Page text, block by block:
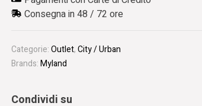
Consegna in 48 / 72 ore
Categorie:Outlet,City / Urban
Brands:Myland
Condividi su